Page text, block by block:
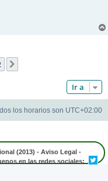
Ir a
los horarios son UTC+02:00
(2013) - Aviso Legal -
en las redes sociales: